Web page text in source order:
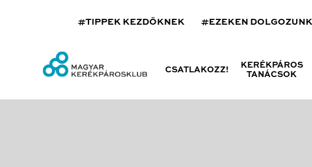
#TIPPEK KEZDŐKNEK #EZEKEN DOLGOZUNK
CSATLAKOZZ!
KERÉKPÁROS
TANÁCSOK